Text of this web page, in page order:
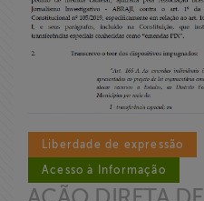
Liberdade de expressão
Acesso à Informação